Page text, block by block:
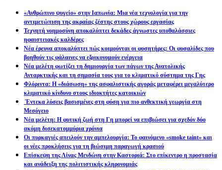
«Ανθρώπινο ψυγείο» στην Ιαπωνία: Μια νέα τεχνολογία για την
αντιμετώπιση της ακραίας ζέστης στους χώρους εργασίας
Τεχνητή νοημοσύνη αποκαλύπτει δεκάδες άγνωστες υποθαλάσσιες
ηφαιστειακές καλδέρες
Νέα έρευνα αποκαλύπτει πώς κοιμούνται οι φυσητήρες: Οι φυσαλίδες που
βοηθούν τις φάλαινες να εξοικονομούν ενέργεια
Νέα μελέτη φωτίζει τη δημιουργία των πάγων της Ανατολικής
Ανταρκτικής και τη σημασία τους για το κλιματικό σύστημα της Γης
Φλόριντα: Η «διάσωση» της ασφαλιστικής αγοράς μεταφέρει μεγαλύτερο
κλιματικό κίνδυνο στους ιδιοκτήτες κατοικιών
Έντεκα λύσεις βασισμένες στη φύση για πιο ανθεκτική γεωργία στη
Μεσόγειο
Νέα μελέτη: Η φυτική ζωή στη Γη μπορεί να επιβιώσει για σχεδόν δύο
ακόμη δισεκατομμύρια χρόνια
Οι πυρκαγιές απειλούν την αμπελουργία: Το φαινόμενο «smoke taint» και
οι νέες προκλήσεις για τη βιώσιμη παραγωγή κρασιού
Επίσκεψη της Λίνας Μενδώνη στην Καστοριά: Στο επίκεντρο η προστασία
και ανάδειξη της πολιτιστικής κληρονομιάς